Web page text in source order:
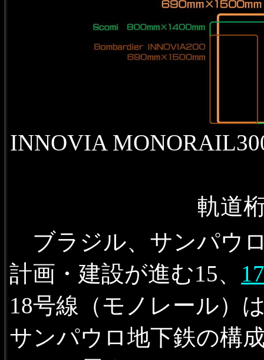
INNOVIA
軌道
ブラジル、サンパウ
計画・建設が進む15、 17
18号線（モノレール）
サンパウロ地下鉄の構